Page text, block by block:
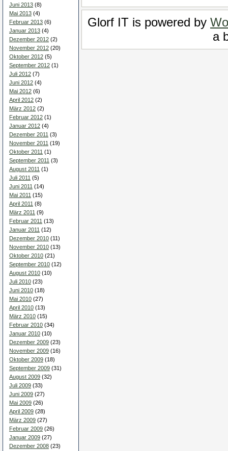
Juni 2013 (8)
Mai 2013 (4)
Februar 2013 (6)
Januar 2013 (4)
Dezember 2012 (2)
November 2012 (20)
Oktober 2012 (5)
September 2012 (1)
Juli 2012 (7)
Juni 2012 (4)
Mai 2012 (6)
April 2012 (2)
März 2012 (2)
Februar 2012 (1)
Januar 2012 (4)
Dezember 2011 (3)
November 2011 (19)
Oktober 2011 (1)
September 2011 (3)
August 2011 (1)
Juli 2011 (5)
Juni 2011 (14)
Mai 2011 (15)
April 2011 (8)
März 2011 (9)
Februar 2011 (13)
Januar 2011 (12)
Dezember 2010 (11)
November 2010 (13)
Oktober 2010 (21)
September 2010 (12)
August 2010 (10)
Juli 2010 (23)
Juni 2010 (18)
Mai 2010 (27)
April 2010 (13)
März 2010 (15)
Februar 2010 (34)
Januar 2010 (10)
Dezember 2009 (23)
November 2009 (16)
Oktober 2009 (18)
September 2009 (31)
August 2009 (32)
Juli 2009 (33)
Juni 2009 (27)
Mai 2009 (26)
April 2009 (28)
März 2009 (27)
Februar 2009 (26)
Januar 2009 (27)
Dezember 2008 (23)
Glorf IT is powered by
a